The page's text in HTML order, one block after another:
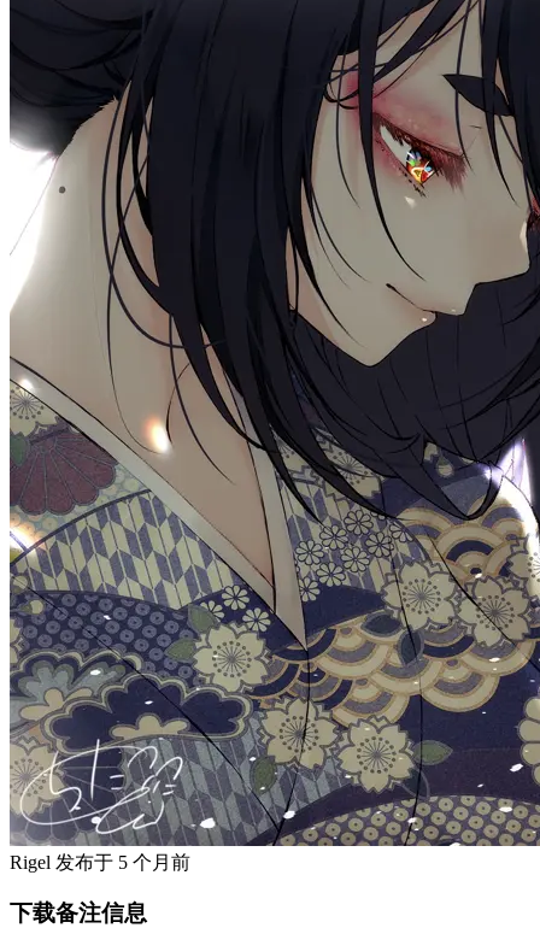
Rigel 发布于 5 个月前
下载备注信息